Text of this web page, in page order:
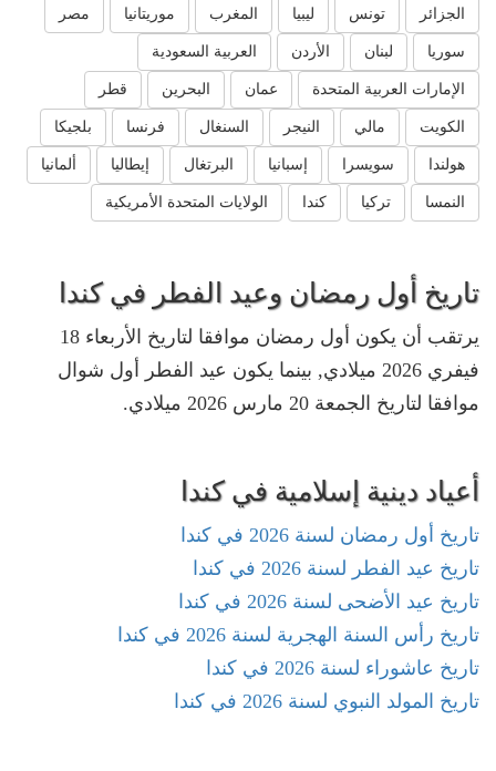
الجزائر تونس ليبيا المغرب موريتانيا مصر
سوريا لبنان الأردن العربية السعودية
الإمارات العربية المتحدة عمان البحرين قطر
الكويت مالي النيجر السنغال فرنسا بلجيكا
هولندا سويسرا إسبانيا البرتغال إيطاليا ألمانيا
النمسا تركيا كندا الولايات المتحدة الأمريكية
تاريخ أول رمضان وعيد الفطر في كندا
يرتقب أن يكون أول رمضان موافقا لتاريخ الأربعاء 18
فيفري 2026 ميلادي, بينما يكون عيد الفطر أول شوال
موافقا لتاريخ الجمعة 20 مارس 2026 ميلادي.
أعياد دينية إسلامية في كندا
تاريخ أول رمضان لسنة 2026 في كندا
تاريخ عيد الفطر لسنة 2026 في كندا
تاريخ عيد الأضحى لسنة 2026 في كندا
تاريخ رأس السنة الهجرية لسنة 2026 في كندا
تاريخ عاشوراء لسنة 2026 في كندا
تاريخ المولد النبوي لسنة 2026 في كندا